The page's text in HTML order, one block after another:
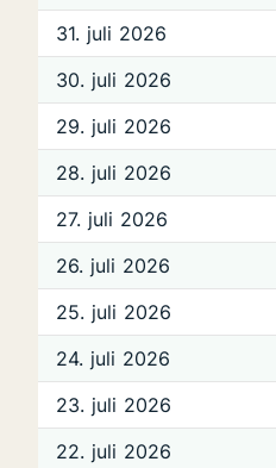
31. juli 2026
30. juli 2026
29. juli 2026
28. juli 2026
27. juli 2026
26. juli 2026
25. juli 2026
24. juli 2026
23. juli 2026
22. juli 2026